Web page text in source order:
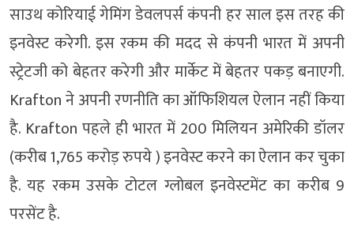
साउथ कोरियाई गेमिंग डेवलपर्स कंपनी हर साल इस तरह की
इनवेस्ट करेगी. इस रकम की मदद से कंपनी भारत में अपनी
स्ट्रेटजी को बेहतर करेगी और मार्केट में बेहतर पकड़ बनाएगी.
Krafton ने अपनी रणनीति का ऑफिशियल ऐलान नहीं किया
है. Krafton पहले ही भारत में 200 मिलियन अमेरिकी डॉलर
(करीब 1,765 करोड़ रुपये ) इनवेस्ट करने का ऐलान कर चुका
है. यह रकम उसके टोटल ग्लोबल इनवेस्टमेंट का करीब 9
परसेंट है.